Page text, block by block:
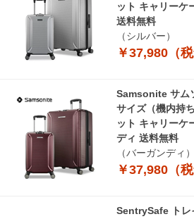
ット キャリーケ
送料無料
（シルバー）
￥37,980（税
Samsonite サム
サイズ（機内持
ット キャリーケ
ディ 送料無料
（バーガンディ）
￥37,980（税
SentrySafe トレ